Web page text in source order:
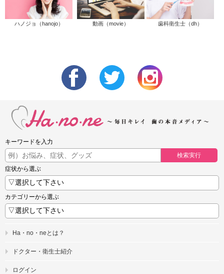
ハノジョ（hanojo） 動画（movie） 歯科衛生士（dh）
キーワードを入力
検索実行
症状から選ぶ
カテゴリーから選ぶ
Ha・no・neとは？
ドクター・衛生士紹介
ログイン